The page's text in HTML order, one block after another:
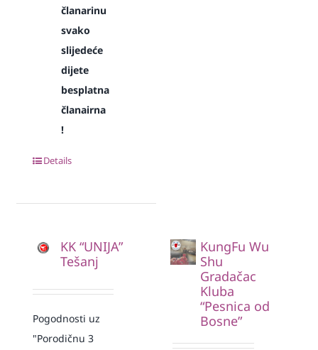
članarinu
svako
slijedeće
dijete
besplatna
članairna
!
Details
KK “UNIJA”
Tešanj
Pogodnosti uz
"Porodičnu 3
KungFu Wu
Shu
Gradačac
Kluba
“Pesnica od
Bosne”